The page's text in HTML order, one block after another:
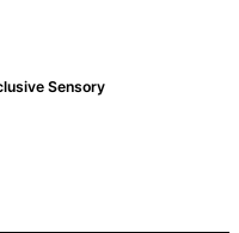
Sensory